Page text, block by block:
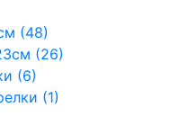
(48)
(26)
(6)
(1)